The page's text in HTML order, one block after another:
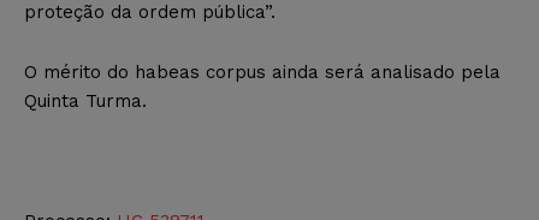
proteção da ordem pública”.
O mérito do habeas corpus ainda será analisado pela
Quinta Turma.